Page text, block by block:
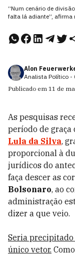
“Num cenário de
falta lá adiante”,
Alon
Analista Político -
Publicado em 11 de
As pesquisas
período de
Lula da Silva,
proporcional à
jurídicos do
faça descer as
Bolsonaro, ao
administração
dizer a que veio.
Seria
único vetor.